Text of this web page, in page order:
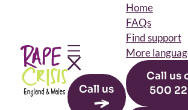
Skip to main content
Call us
Home
FAQs
Find support
More
Call us
500